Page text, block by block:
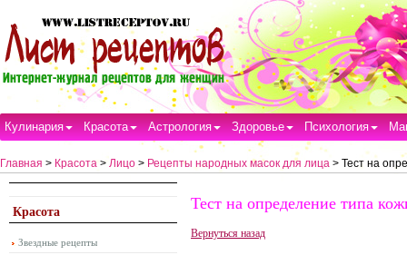
Кулинария Красота Астрология Здоровье Психология
Главная > Красота > Лицо > Рецепты народных масок для лица > Тест на
Красота
Звездные рецепты
Тест на определение типа
Вернуться назад